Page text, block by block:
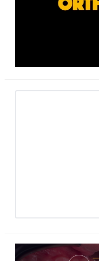
primaria